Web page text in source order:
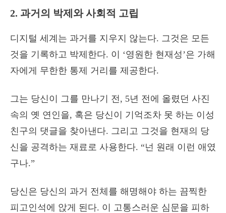
2. 과거의 박제와 사회적 고립
디지털 세계는 과거를 지우지 않는다. 그것은 모든
것을 기록하고 박제한다. 이 ‘영원한 현재성’은 가해
자에게 무한한 통제 거리를 제공한다.
그는 당신이 그를 만나기 전, 5년 전에 올렸던 사진
속의 옛 연인을, 혹은 당신이 기억조차 못 하는 이성
친구의 댓글을 찾아낸다. 그리고 그것을 현재의 당
신을 공격하는 재료로 사용한다. “넌 원래 이런 애였
구나.”
당신은 당신의 과거 전체를 해명해야 하는 끔찍한
피고인석에 앉게 된다. 이 고통스러운 심문을 피하